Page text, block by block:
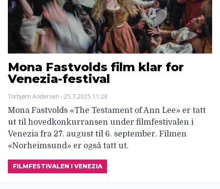
Mona Fastvolds film klar for
Venezia-festival
Torbjørn Andersen - 25.7.2025 11:28
Mona Fastvolds «The Testament of Ann Lee» er tatt
ut til hovedkonkurransen under filmfestivalen i
Venezia fra 27. august til 6. september. Filmen
«Norheimsund» er også tatt ut.
FILMFESTIVALEN I VENEZIA